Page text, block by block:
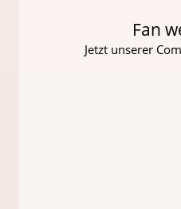
Fan
Jetzt unserer